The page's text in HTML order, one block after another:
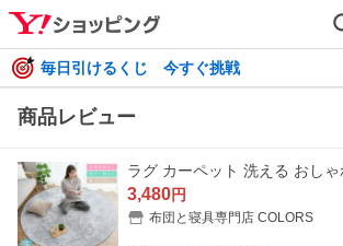
毎日引けるくじ 今すぐ挑戦
商品レビュー
3,480円
布団と寝具専門店 COLORS